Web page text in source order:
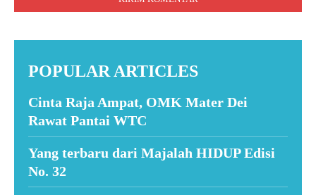
POPULAR ARTICLES
Cinta Raja Ampat, OMK Mater Dei
Rawat Pantai WTC
Yang terbaru dari Majalah HIDUP Edisi
No. 32